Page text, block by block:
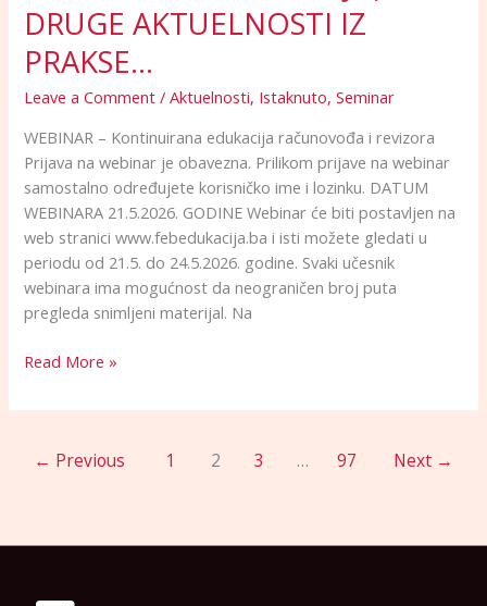
DRUGE AKTUELNOSTI IZ
PRAKSE…
Leave a Comment /Aktuelnosti, Istaknuto,Seminar
WEBINAR – Kontinuirana edukacija računovođa i revizora
Prijava na webinar je obavezna. Prilikom prijave na webinar
samostalno određujete korisničko ime i lozinku. DATUM
WEBINARA 21.5.2026. GODINE Webinar će biti postavljen na
web stranici www.febedukacija.ba i isti možete gledati u
periodu od 21.5. do 24.5.2026. godine. Svaki učesnik
webinara ima mogućnost da neograničen broj puta
pregleda snimljeni materijal. Na
AKTUELNOSTI
IZ
PRAKSE…
Read More »
← Previous 1 2 3 … 97 Next →